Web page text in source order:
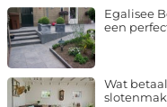
Egalisee
een
Wat